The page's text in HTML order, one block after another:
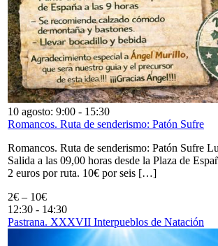
10 agosto: 9:00 - 15:30
Romancos. Ruta de senderismo: Patón Sufre
Romancos. Ruta de senderismo: Patón Sufre
Salida a las 09,00 horas desde la Plaza de
2 euros por ruta. 10€ por seis […]
2€ – 10€
12:30 - 14:30
Pastrana. XXXVII Interpueblos de Natación